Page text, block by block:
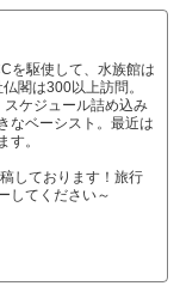
を駆使して、水族館は
閣は300以上訪問。
ケジュール詰め込み
なベーシスト。最近は
す。
しております！旅行
してください～